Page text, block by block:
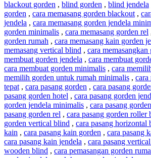
blackout gorden , blind gorden , blind jendela
gorden , cara memasang gorden blackout ,
jendela , cara memasang gorden jendela
gorden minimalis , cara memasang gorden rel
gorden rumah , cara memasang kain gorden
memasang vertical blind , cara memasangkan
membuat gorden jendela , cara membuat
cara membuat gorden minimalis , cara
memilih gorden untuk rumah minimalis , cara
tepat , cara pasang gorden , cara pasang
pasang gorden hotel , cara pasang gorden
gorden jendela minimalis , cara pasang
pasang gorden rel , cara pasang gorden roller
gorden vertical blind , cara pasang horizontal
kain , cara pasang kain gorden , cara pasang
cara pasang kain jendela , cara pasang
wooden blind , cara pemasangan gorden